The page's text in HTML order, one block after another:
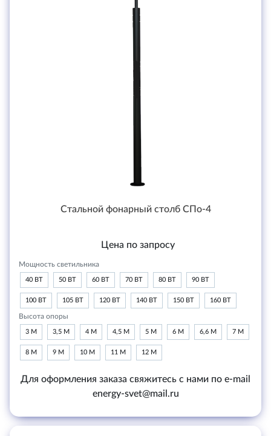
Стальной фонарный столб СПо-4
Цена по запросу
Мощность светильника
40 ВТ 50 ВТ 60 ВТ 70 ВТ 80 ВТ 90 ВТ
100 ВТ 105 ВТ 120 ВТ 140 ВТ 150 ВТ 160 ВТ
Высота опоры
3 М 3,5 М 4 М 4,5 М 5 М 6 М 6,6 М 7 М
8 М 9 М 10 М 11 М 12 М
Для оформления заказа свяжитесь с нами по e-mail
energy-svet@mail.ru